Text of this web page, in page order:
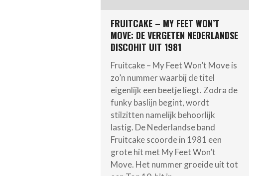
FRUITCAKE – MY FEET WON’T
MOVE: DE VERGETEN NEDERLANDSE
DISCOHIT UIT 1981
Fruitcake – My Feet Won’t Move is
zo’n nummer waarbij de titel
eigenlijk een beetje liegt. Zodra de
funky baslijn begint, wordt
stilzitten namelijk behoorlijk
lastig. De Nederlandse band
Fruitcake scoorde in 1981 een
grote hit met My Feet Won’t
Move. Het nummer groeide uit tot